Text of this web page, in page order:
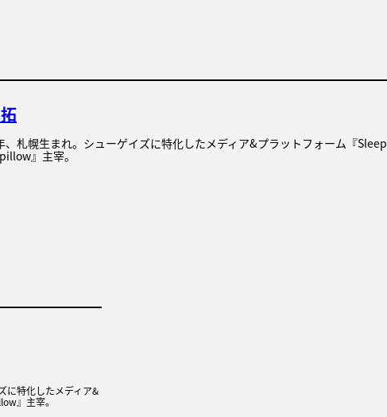
、札幌生まれ。シューゲイズに特化したメディア&プラットフォーム『Sleep
』主宰。
に特化したメディア&
』主宰。